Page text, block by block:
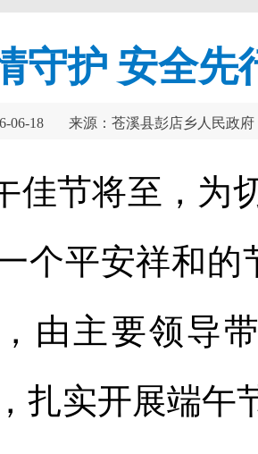
守护 安全
06-18 来源：苍溪县彭店乡人民政府
佳节将至，为
个平安祥和的
由主要领导
扎实开展端午